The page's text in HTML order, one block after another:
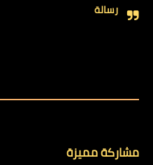
رسالة
مشاركة مميزة